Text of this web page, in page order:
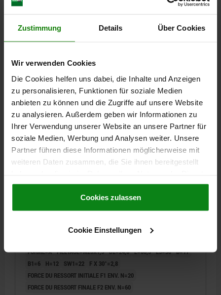
Zustimmung Details Über Cookies
Wir verwenden Cookies
Die Cookies helfen uns dabei, die Inhalte und Anzeigen
zu personalisieren, Funktionen für soziale Medien
anbieten zu können und die Zugriffe auf unsere Website
zu analysieren. Außerdem geben wir Informationen zu
Ihrer Verwendung unserer Website an unsere Partner für
soziale Medien, Werbung und Analysen weiter. Unsere
Partner führen diese Informationen möglicherweise mit
weiteren Daten zusammen, die Sie ihnen bereitgestellt
gesammelt haben.Cookie Richtlinien
Datenschutz|AGB
Cookies zulassen
Cookie Einstellungen
FORCE DU RESSORT INITIALE F1 ENV. N=15
19,33 CHF
hors TVA
hors frais d’envoi
DÉTAILS
03099-35 A
DOIGT INDEXAGE VERR. MIT INNENFÜHRUNG, D=10,
M20X1,5, FORME:A SANS BOUCHON SANS CONTRE-,
FORME=A FILETAGE=M20X1,5 D2=24,8 L=80,5 L3=30 B=17
B1=6
H=12 SW1=22
F X 30°=2,8
FORCE DU RESSORT INITIALE F1 ENV. N=20
FORCE DU RESSORT FINALE F2 ENV. N=60